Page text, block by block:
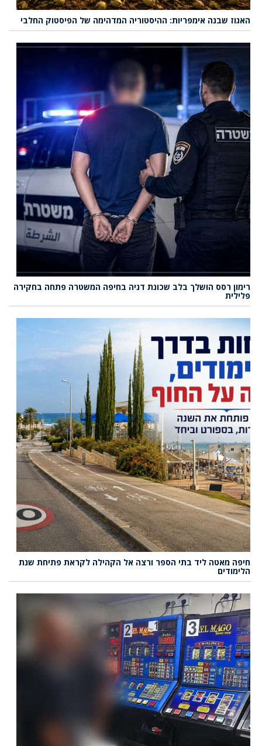
האגוז שבנה אימפריות: ההיסטוריה המדהימה של הפיסטוק החלבי
רימון רסס הושלך בלב שכונת דניה בחיפה המשטרה פתחה בחקירה
פלילית
חיפה מאטה ליד בתי הספר ורצה אל הקהילה לקראת פתיחת שנת
הלימודים